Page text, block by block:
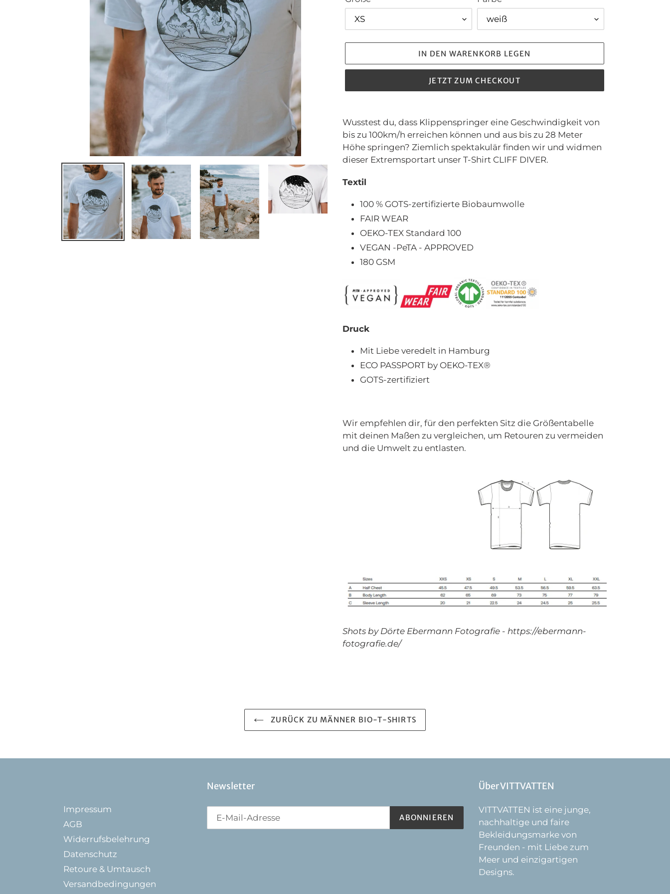
IN DEN WARENKORB LEGEN
JETZT ZUM CHECKOUT
wird
zum
Warenkorb
hinzugefügt
Wusstest du, dass Klippenspringer eine Geschwindigkeit von
bis zu 100km/h erreichen können und aus bis zu 28 Meter
Höhe springen? Ziemlich spektakulär finden wir und widmen
dieser Extremsportart unser T-Shirt CLIFF DIVER.
Textil
100 % GOTS-zertifizierte Biobaumwolle
FAIR WEAR
OEKO-TEX Standard 100
VEGAN -PeTA - APPROVED
180 GSM
Druck
Mit Liebe veredelt in Hamburg
ECO PASSPORT by OEKO-TEX®
GOTS-zertifiziert
Wir empfehlen dir, für den perfekten Sitz die Größentabelle
mit deinen Maßen zu vergleichen, um Retouren zu vermeiden
und die Umwelt zu entlasten.
Shots by Dörte Ebermann Fotografie - https://ebermann-
fotografie.de/
ZURÜCK ZU MÄNNER BIO-T-SHIRTS
Impressum
AGB
Widerrufsbelehrung
Datenschutz
Retoure & Umtausch
Versandbedingungen
Newsletter
ABONNIEREN
Über VITTVATTEN
VITTVATTEN ist eine junge,
nachhaltige und faire
Bekleidungsmarke von
Freunden - mit Liebe zum
Meer und einzigartigen
Designs.